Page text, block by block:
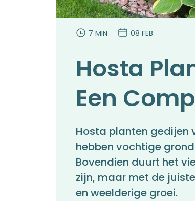
7 MIN 08 FEB
Hosta
Een
Hosta planten gedijen
hebben vochtige
Bovendien duurt het
zijn, maar met de
en weelderige groei.